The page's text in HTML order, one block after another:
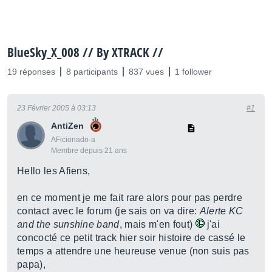
BlueSky_X_008 // By XTRACK //
19 réponses 8 participants 837 vues 1 follower
AntiZen
AFicionado·a
Membre depuis 21 ans
23 Février 2005 à 03:13 #1
Hello les Afiens,
en ce moment je me fait rare alors pour pas perdre
contact avec le forum (je sais on va dire: Alerte KC
and the sunshine band, mais m'en fout)
j'ai
concocté ce petit track hier soir histoire de cassé le
temps a attendre une heureuse venue (non suis pas
papa),